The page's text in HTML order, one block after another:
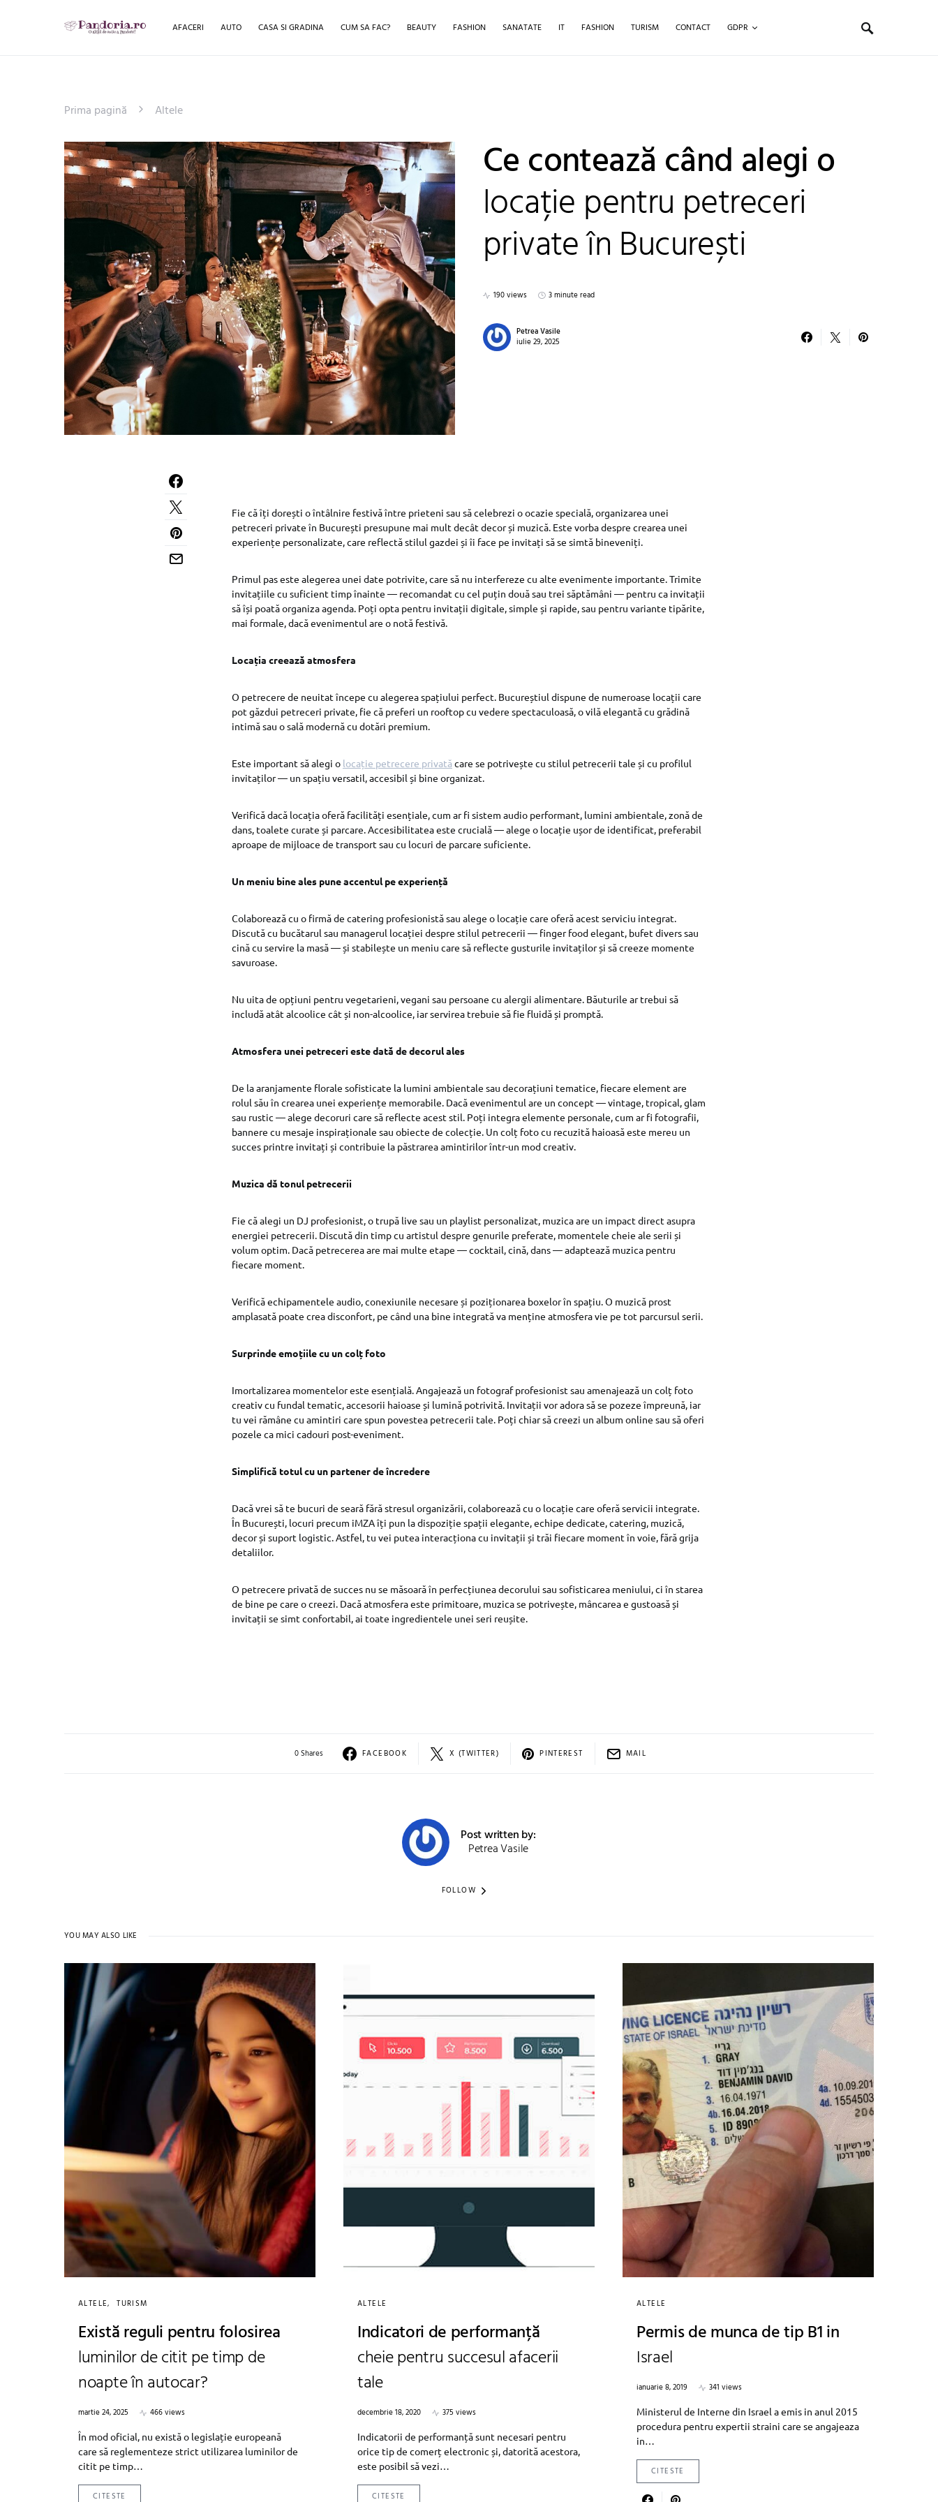
AFACERI AUTO CASA SI GRADINA CUM SA FAC? BEAUTY FASHION SANATATE IT FASHION TURISM CONTACT GDPR
Prima pagină Altele
Ce contează când alegi o
locație pentru petreceri
private în București
190 views 3 minute read
Petrea Vasile
iulie 29, 2025
Fie că îți dorești o întâlnire festivă între prieteni sau să celebrezi o ocazie specială, organizarea unei
petreceri private în București presupune mai mult decât decor și muzică. Este vorba despre crearea unei
experiențe personalizate, care reflectă stilul gazdei și îi face pe invitați să se simtă bineveniți.
Primul pas este alegerea unei date potrivite, care să nu interfereze cu alte evenimente importante. Trimite
invitațiile cu suficient timp înainte — recomandat cu cel puțin două sau trei săptămâni — pentru ca invitații
să își poată organiza agenda. Poți opta pentru invitații digitale, simple și rapide, sau pentru variante tipărite,
mai formale, dacă evenimentul are o notă festivă.
Locația creează atmosfera
O petrecere de neuitat începe cu alegerea spațiului perfect. Bucureștiul dispune de numeroase locații care
pot găzdui petreceri private, fie că preferi un rooftop cu vedere spectaculoasă, o vilă elegantă cu grădină
intimă sau o sală modernă cu dotări premium.
Este important să alegi o locație petrecere privată care se potrivește cu stilul petrecerii tale și cu profilul
invitaților — un spațiu versatil, accesibil și bine organizat.
Verifică dacă locația oferă facilități esențiale, cum ar fi sistem audio performant, lumini ambientale, zonă de
dans, toalete curate și parcare. Accesibilitatea este crucială — alege o locație ușor de identificat, preferabil
aproape de mijloace de transport sau cu locuri de parcare suficiente.
Un meniu bine ales pune accentul pe experiență
Colaborează cu o firmă de catering profesionistă sau alege o locație care oferă acest serviciu integrat.
Discută cu bucătarul sau managerul locației despre stilul petrecerii — finger food elegant, bufet divers sau
cină cu servire la masă — și stabilește un meniu care să reflecte gusturile invitaților și să creeze momente
savuroase.
Nu uita de opțiuni pentru vegetarieni, vegani sau persoane cu alergii alimentare. Băuturile ar trebui să
includă atât alcoolice cât și non-alcoolice, iar servirea trebuie să fie fluidă și promptă.
Atmosfera unei petreceri este dată de decorul ales
De la aranjamente florale sofisticate la lumini ambientale sau decorațiuni tematice, fiecare element are
rolul său în crearea unei experiențe memorabile. Dacă evenimentul are un concept — vintage, tropical, glam
sau rustic — alege decoruri care să reflecte acest stil. Poți integra elemente personale, cum ar fi fotografii,
bannere cu mesaje inspiraționale sau obiecte de colecție. Un colț foto cu recuzită haioasă este mereu un
succes printre invitați și contribuie la păstrarea amintirilor într-un mod creativ.
Muzica dă tonul petrecerii
Fie că alegi un DJ profesionist, o trupă live sau un playlist personalizat, muzica are un impact direct asupra
energiei petrecerii. Discută din timp cu artistul despre genurile preferate, momentele cheie ale serii și
volum optim. Dacă petrecerea are mai multe etape — cocktail, cină, dans — adaptează muzica pentru
fiecare moment.
Verifică echipamentele audio, conexiunile necesare și poziționarea boxelor în spațiu. O muzică prost
amplasată poate crea disconfort, pe când una bine integrată va menține atmosfera vie pe tot parcursul serii.
Surprinde emoțiile cu un colț foto
Imortalizarea momentelor este esențială. Angajează un fotograf profesionist sau amenajează un colț foto
creativ cu fundal tematic, accesorii haioase și lumină potrivită. Invitații vor adora să se pozeze împreună, iar
tu vei rămâne cu amintiri care spun povestea petrecerii tale. Poți chiar să creezi un album online sau să oferi
pozele ca mici cadouri post-eveniment.
Simplifică totul cu un partener de încredere
Dacă vrei să te bucuri de seară fără stresul organizării, colaborează cu o locație care oferă servicii integrate.
În București, locuri precum iMZA îți pun la dispoziție spații elegante, echipe dedicate, catering, muzică,
decor și suport logistic. Astfel, tu vei putea interacționa cu invitații și trăi fiecare moment în voie, fără grija
detaliilor.
O petrecere privată de succes nu se măsoară în perfecțiunea decorului sau sofisticarea meniului, ci în starea
de bine pe care o creezi. Dacă atmosfera este primitoare, muzica se potrivește, mâncarea e gustoasă și
invitații se simt confortabil, ai toate ingredientele unei seri reușite.
0 Shares FACEBOOK X (TWITTER) PINTEREST MAIL
Post written by:
Petrea Vasile
FOLLOW
YOU MAY ALSO LIKE
ALTELE TURISM
Există reguli pentru folosirea
luminilor de citit pe timp de
noapte în autocar?
martie 24, 2025
466 views
În mod oficial, nu există o legislație europeană
care să reglementeze strict utilizarea luminilor de
citit pe timp…
CITESTE
ALTELE
Indicatori de performanță
cheie pentru succesul afacerii
tale
decembrie 18, 2020
375 views
Indicatorii de performanță sunt necesari pentru
orice tip de comerț electronic și, datorită acestora,
este posibil să vezi…
CITESTE
ALTELE
Permis de munca de tip B1 in
Israel
ianuarie 8, 2019
341 views
Ministerul de Interne din Israel a emis in anul 2015
procedura pentru expertii straini care se angajeaza
in…
CITESTE